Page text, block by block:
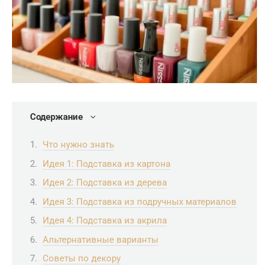
Содержание
Что нужно знать
Идея 1: Подставка из картона
Идея 2: Подставка из дерева
Идея 3: Подставка из подручных материалов
Идея 4: Подставка из акрила
Альтернативные варианты
Советы по декору